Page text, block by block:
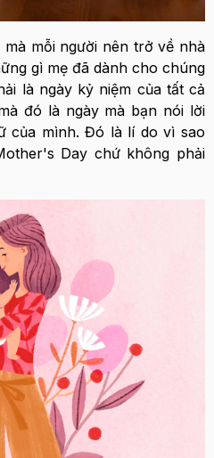
mỗi người nên trở về nhà
gì mẹ đã dành cho chúng
là ngày kỷ niệm của tất cả
đó là ngày mà bạn nói lời
của mình. Đó là lí do vì sao
Day chứ không phải